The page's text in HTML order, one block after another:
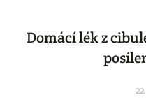
Domácí lék z